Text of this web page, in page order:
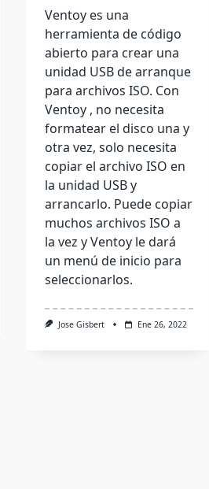
Ventoy es una
herramienta de código
abierto para crear una
unidad USB de arranque
para archivos ISO. Con
Ventoy , no necesita
formatear el disco una y
otra vez, solo necesita
copiar el archivo ISO en
la unidad USB y
arrancarlo. Puede copiar
muchos archivos ISO a
la vez y Ventoy le dará
un menú de inicio para
seleccionarlos.
Jose Gisbert Ene 26, 2022